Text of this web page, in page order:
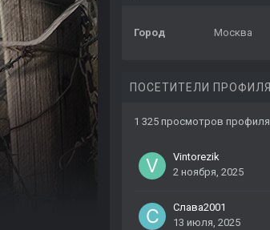
Город Москва
ПОСЕТИТЕЛИ ПРОФИЛЯ
1 325 просмотров профиля
Vintorezik
2 ноября, 2025
Слава2001
13 июля, 2025